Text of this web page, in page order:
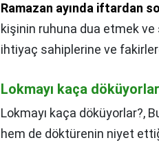
Ramazan ayında iftardan
kişinin ruhuna dua etmek ve
ihtiyaç sahiplerine ve fakirlere
Lokmayı kaça
Lokmayı kaça döküyorlar?,
hem de döktürenin niyet